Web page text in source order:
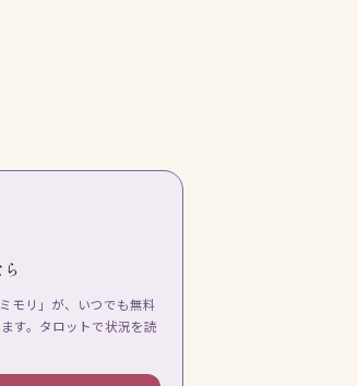
モリ」が、いつでも無料
す。タロットで状況を読